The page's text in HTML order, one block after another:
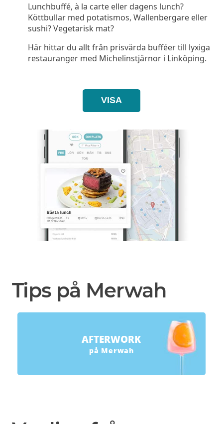
Lunchbuffé, à la carte eller dagens lunch?
Köttbullar med potatismos, Wallenbergare eller
sushi? Vegetarisk mat?
Här hittar du allt från prisvärda bufféer till lyxiga
restauranger med Michelinstjärnor i Linköping.
VISA
Tips på Merwah
AFTERWORK
på Merwah